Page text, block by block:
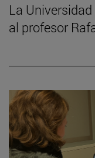
La
al profesor